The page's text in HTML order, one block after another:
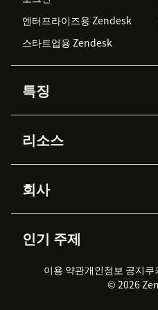
엔터프라이즈용 Zendesk
스타트업용 Zendesk
특징
Zendesk AI
Advanced Data Privacy &
Protection
워크포스 관리
실시간 채팅
리소스
API & 개발자
AI 리서치
고객 사례
회사
채용 정보
지속 가능성 보고서
인기 주제
2026 CX 트렌드
고객 서비스 소프트웨어
이용 약관개인정보 공지쿠
© 2026